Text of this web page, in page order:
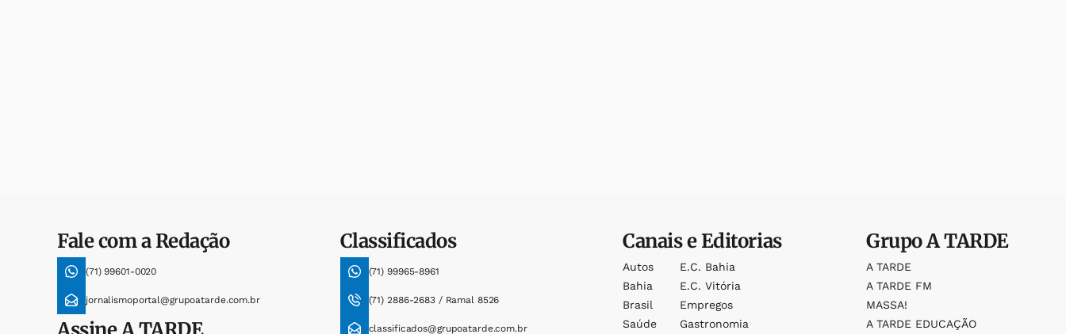
Fale com a Redação
(71) 99601-0020
jornalismoportal@grupoatarde.com.br
Classificados
(71) 99965-8961
(71) 2886-2683 / Ramal 8526
classificados@grupoatarde.com.br
Canais e Editorias
Autos
Bahia
Brasil
Saúde
E.c. Bahia
E.c. Vitória
Empregos
Gastronomia
GrupoA TARDE
A TARDE
A TARDE FM
MASSA!
A TARDE EDUCAÇÃO